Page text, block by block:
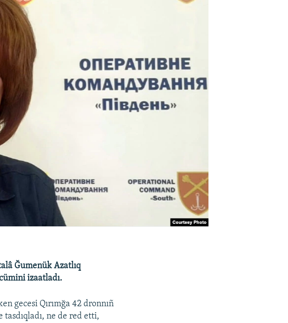
Ğumenük Azatlıq
izaatladı.
gecesi Qırımğa 42 dronnıñ
tasdıqladı, ne de red etti,